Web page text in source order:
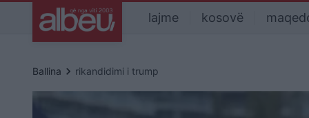
lajme kosovë
Ballina keyboard_arrow_right rikandidimi i trump